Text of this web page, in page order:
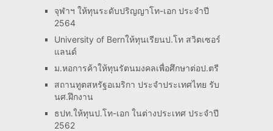
จุฬาฯ ให้ทุนระดับปริญญาโท-เอก ประจำปี
2564
University of Bernให้ทุนเรียนป.โท สวิตเซอร์
แลนด์
ม.หอการค้าให้ทุนรัตนมงคลเพื่อศึกษาต่อป.ตรี
สถานทูตสหรัฐอเมริกา ประจำประเทศไทย รับ
นศ.ฝึกงาน
ธปท.ให้ทุนป.โท-เอก ในต่างประเทศ ประจำปี
2562